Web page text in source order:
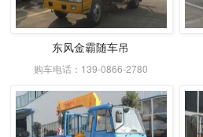
东风金霸随车吊
购车电话：139-0866-2780